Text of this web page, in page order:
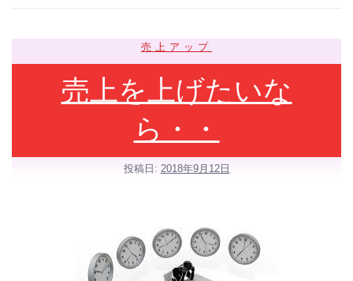
売上アップ
売上を上げたいな
ら・・
投稿日: 2018年9月12日